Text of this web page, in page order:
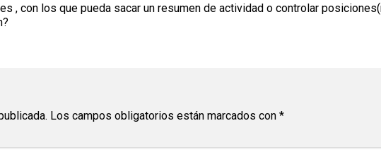
, con los que pueda sacar un resumen de actividad o controlar
Los campos obligatorios están marcados con *